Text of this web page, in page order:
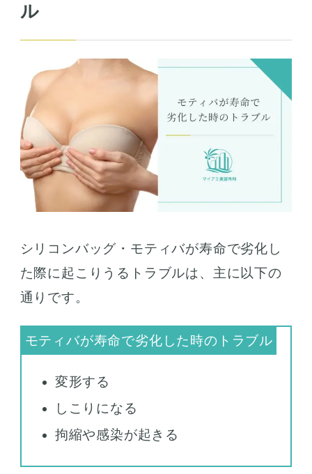
ル
シリコンバッグ・モティバが寿命で劣化し
た際に起こりうるトラブルは、主に以下の
通りです。
変形する
しこりになる
拘縮や感染が起きる